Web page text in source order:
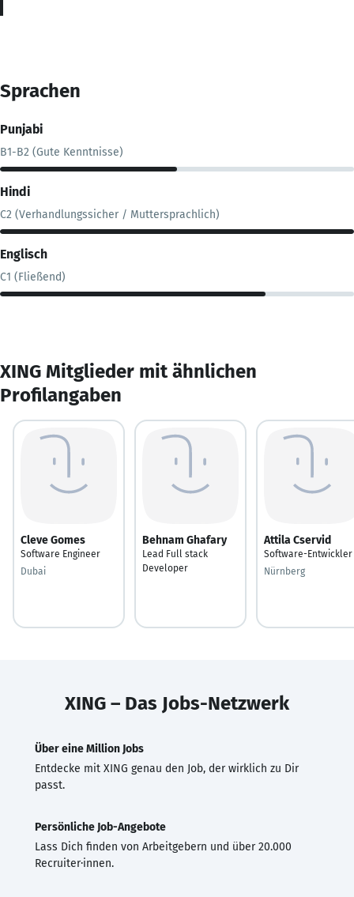
Sprachen
Punjabi
B1-B2 (Gute Kenntnisse)
Hindi
C2 (Verhandlungssicher / Muttersprachlich)
Englisch
C1 (Fließend)
XING Mitglieder mit ähnlichen
Profilangaben
Cleve Gomes
Software Engineer
Dubai
Behnam Ghafary
Lead Full stack
Developer
Attila Cservid
Software-Entwickler
Nürnberg
XING – Das Jobs-Netzwerk
Über eine Million Jobs
Entdecke mit XING genau den Job, der wirklich zu Dir
passt.
Persönliche Job-Angebote
Lass Dich finden von Arbeitgebern und über 20.000
Recruiter·innen.